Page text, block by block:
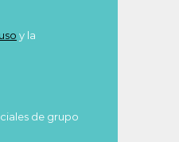
y la
de grupo